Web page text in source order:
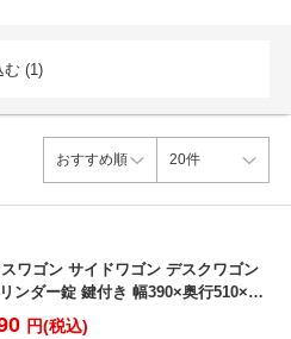
む (1)
ワゴン サイドワゴン デスクワゴン
ンダー錠 鍵付き 幅390×奥行510×高
円(税込)